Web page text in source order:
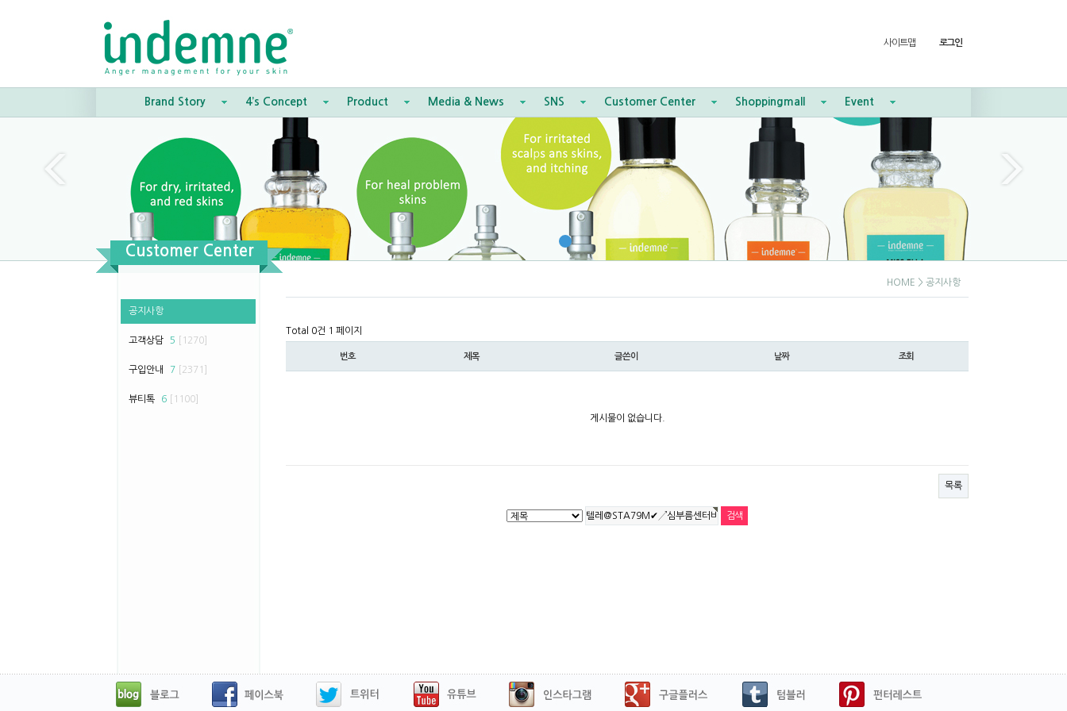
사이트맵 로그인
Brand Story 4’s Concept Product Media & News SNS Customer Center Shoppingmall Event
Customer Center
공지사항
고객상담 5 [1270]
구입안내 7 [2371]
뷰티톡 6 [1100]
HOME > 공지사항
Total 0건 1 페이지
번호 제목 글쓴이 날짜 조회
게시물이 없습니다.
목록